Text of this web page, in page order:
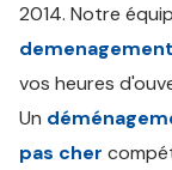
2014. Notre
vos heures
Un
pas cher